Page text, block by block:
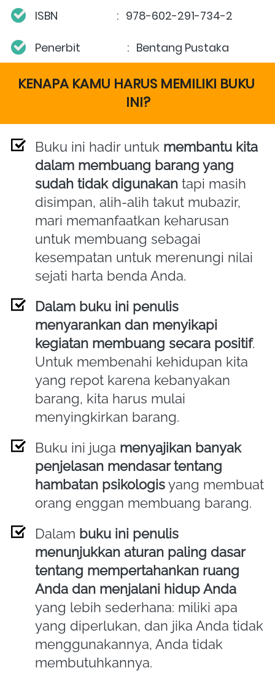
ISBN                        : 978-602-291-734-2
Penerbit                   :   Bentang Pustaka
KENAPA KAMU HARUS MEMILIKI BUKU
INI?
Buku ini hadir untuk membantu kita
dalam membuang barang yang
sudah tidak digunakan tapi masih
disimpan, alih-alih takut mubazir,
mari memanfaatkan keharusan
untuk membuang sebagai
kesempatan untuk merenungi nilai
sejati harta benda Anda.
Dalam buku ini penulis
menyarankan dan menyikapi
kegiatan membuang secara positif.
Untuk membenahi kehidupan kita
yang repot karena kebanyakan
barang, kita harus mulai
menyingkirkan barang.
Buku ini juga menyajikan banyak
penjelasan mendasar tentang
hambatan psikologis yang membuat
orang enggan membuang barang.
Dalam buku ini penulis
menunjukkan aturan paling dasar
tentang mempertahankan ruang
Anda dan menjalani hidup Anda
yang lebih sederhana: miliki apa
yang diperlukan, dan jika Anda tidak
menggunakannya, Anda tidak
membutuhkannya.